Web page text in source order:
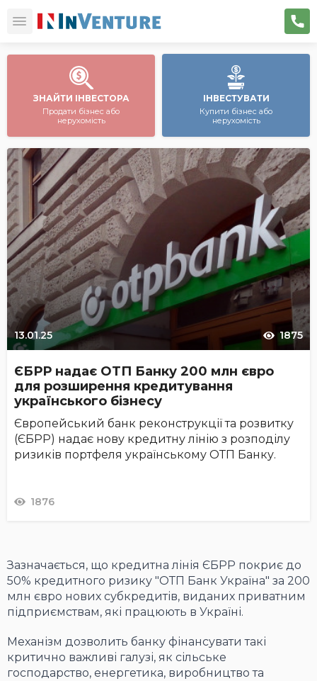
ЗНАЙТИ ІНВЕСТОРА
Продати бізнес або
нерухомість
ІНВЕСТУВАТИ
Купити бізнес або
нерухомість
13.01.25 1875
ЄБРР надає ОТП Банку 200 млн євро
для розширення кредитування
українського бізнесу
Європейський банк реконструкції та розвитку
(ЄБРР) надає нову кредитну лінію з розподілу
ризиків портфеля українському ОТП Банку.
1876
Зазначається, що кредитна лінія ЄБРР покриє до
50% кредитного ризику "ОТП Банк Україна" за 200
млн євро нових субкредитів, виданих приватним
підприємствам, які працюють в Україні.
Механізм дозволить банку фінансувати такі
критично важливі галузі, як сільське
господарство, енергетика, виробництво та